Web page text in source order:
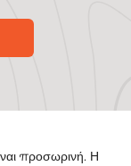
προσωρινή. Η